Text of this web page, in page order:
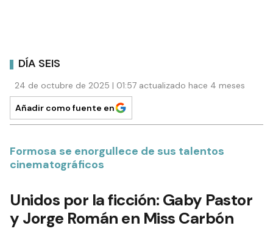
DÍA SEIS
24 de octubre de 2025 | 01:57 actualizado hace 4 meses
Añadir como fuente en
Formosa se enorgullece de sus talentos
cinematográficos
Unidos por la ficción: Gaby Pastor
y Jorge Román en Miss Carbón